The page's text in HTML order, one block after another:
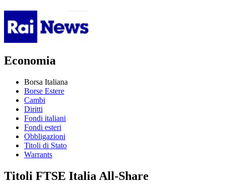
Economia
Borsa Italiana
Borse Estere
Cambi
Diritti
Fondi italiani
Fondi esteri
Obbligazioni
Titoli di Stato
Warrants
Titoli FTSE Italia All-Share